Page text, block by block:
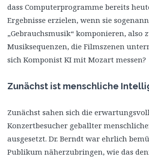
dass Computerprogramme bereits
Ergebnisse erzielen, wenn sie
„Gebrauchsmusik“ komponieren, also
Musiksequenzen, die Filmszenen
sich Komponist KI mit Mozart messen?
Zunächst ist menschliche
Zunächst sahen sich die
Konzertbesucher geballter
ausgesetzt. Dr. Berndt war ehrlich
Publikum näherzubringen, wie das